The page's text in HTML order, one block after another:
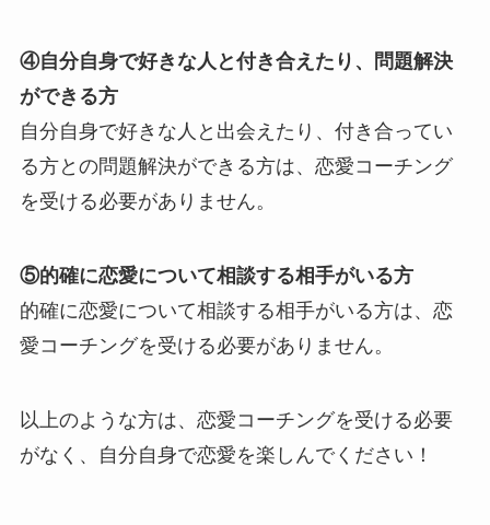
④自分自身で好きな人と付き合えたり、問題解決
ができる方
自分自身で好きな人と出会えたり、付き合ってい
る方との問題解決ができる方は、恋愛コーチング
を受ける必要がありません。
⑤的確に恋愛について相談する相手がいる方
的確に恋愛について相談する相手がいる方は、恋
愛コーチングを受ける必要がありません。
以上のような方は、恋愛コーチングを受ける必要
がなく、自分自身で恋愛を楽しんでください！